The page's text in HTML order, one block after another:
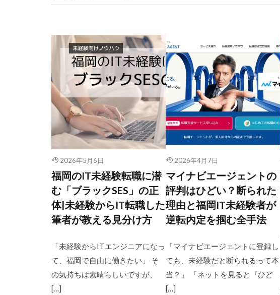
2026年5月6日
福岡のIT未経験転職に潜
む「ブラックSES」の正
体|未経験からIT転職した
筆者が教える見分け方
「未経験からITエンジニアになっ
て、福岡で自由に働きたい」 そ
の気持ちは素晴らしいですが、
[…]
2026年4月7日
マイナビエージェントの
評判はひどい？断られた
理由と福岡IT未経験者が
逆転内定を掴む全手法
「マイナビエージェントに登録し
ても、未経験だと断られるって本
当？」 「ネットを見ると『ひど
[…]